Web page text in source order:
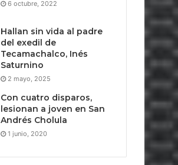
6 octubre, 2022
Hallan sin vida al padre
del exedil de
Tecamachalco, Inés
Saturnino
2 mayo, 2025
Con cuatro disparos,
lesionan a joven en San
Andrés Cholula
1 junio, 2020